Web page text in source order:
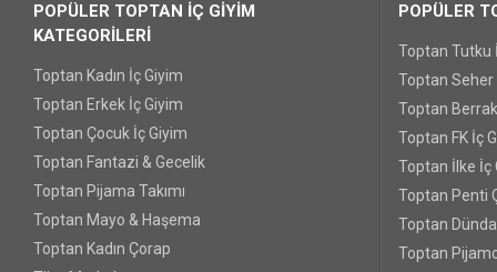
POPÜLER TOPTAN İÇ GİYİM
KATEGORİLERİ
Toptan Kadın İç Giyim
Toptan Erkek İç Giyim
Toptan Çocuk İç Giyim
Toptan Fantazi & Gecelik
Toptan Pijama Takımı
Toptan Mayo & Haşema
Toptan Kadın Çorap
POPÜLER
Toptan Tutku
Toptan Seher
Toptan
Toptan FK İç
Toptan İlke İç
Toptan Penti
Toptan
Toptan